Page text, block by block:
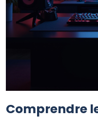
Comprendre